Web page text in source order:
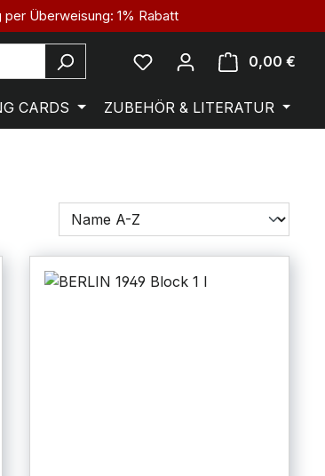
per Überweisung: 1% Rabatt
0,00 €
CARDS ZUBEHÖR & LITERATUR